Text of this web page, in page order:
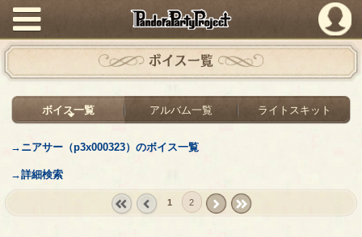
PandoraPartyProject
ボイス一覧
ボイス一覧 アルバム一覧 ライトスキット
→ニアサー（p3x000323）のボイス一覧
→詳細検索
1 2